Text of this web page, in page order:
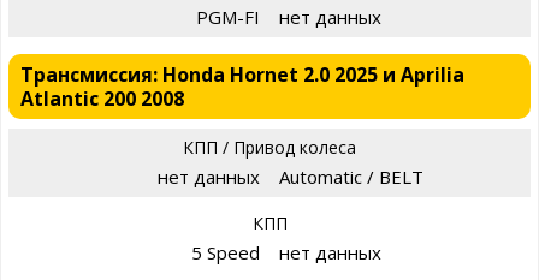
PGM-FI нет данных
Трансмиссия: Honda Hornet 2.0 2025 и Aprilia
Atlantic 200 2008
КПП / Привод колеса
нет данных Automatic / BELT
КПП
5 Speed нет данных